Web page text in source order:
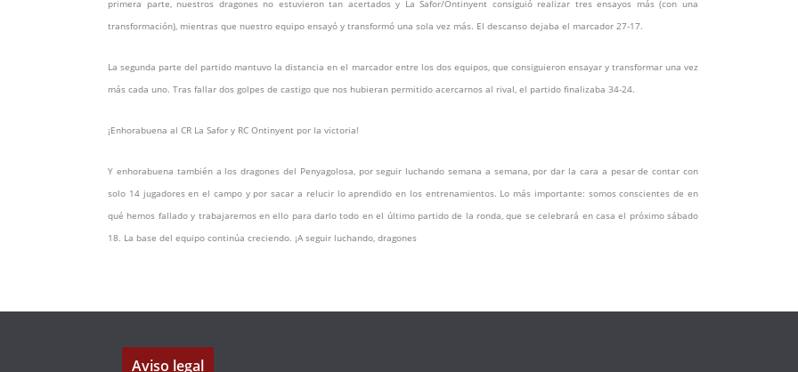
primera parte, nuestros dragones no estuvieron tan acertados y La Safor/Ontinyent consiguió realizar tres ensayos más (con una
transformación), mientras que nuestro equipo ensayó y transformó una sola vez más. El descanso dejaba el marcador 27-17.
La segunda parte del partido mantuvo la distancia en el marcador entre los dos equipos, que consiguieron ensayar y transformar una vez
más cada uno. Tras fallar dos golpes de castigo que nos hubieran permitido acercarnos al rival, el partido finalizaba 34-24.
¡Enhorabuena al CR La Safor y RC Ontinyent por la victoria!
Y enhorabuena también a los dragones del Penyagolosa, por seguir luchando semana a semana, por dar la cara a pesar de contar con
solo 14 jugadores en el campo y por sacar a relucir lo aprendido en los entrenamientos. Lo más importante: somos conscientes de en
qué hemos fallado y trabajaremos en ello para darlo todo en el último partido de la ronda, que se celebrará en casa el próximo sábado
18. La base del equipo continúa creciendo. ¡A seguir luchando, dragones
Aviso legal